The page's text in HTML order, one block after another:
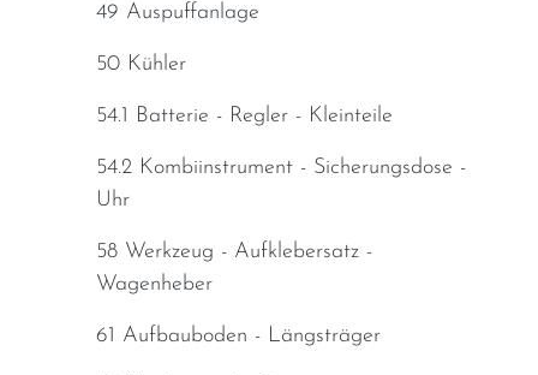
49 Auspuffanlage
50 Kühler
54.1 Batterie - Regler - Kleinteile
54.2 Kombiinstrument - Sicherungsdose -
Uhr
58 Werkzeug - Aufklebersatz -
Wagenheber
61 Aufbauboden - Längsträger